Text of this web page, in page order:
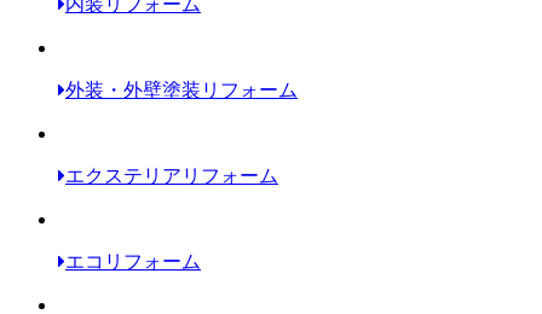
内装リフォーム
外装・外壁塗装リフォーム
エクステリアリフォーム
エコリフォーム